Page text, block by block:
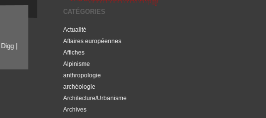
CATÉGORIES
Actualité
Affaires européennes
Affiches
Alpinisme
anthropologie
archéologie
Architecture/Urbanisme
Archives
Digg